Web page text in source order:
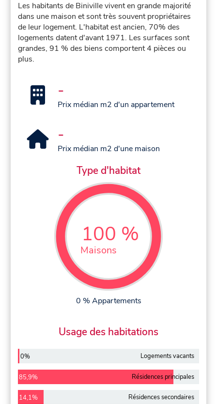
Les habitants de Biniville vivent en grande majorité
dans une maison et sont très souvent propriétaires
de leur logement. L'habitat est ancien, 70% des
logements datent d'avant 1971. Les surfaces sont
grandes, 91 % des biens comportent 4 pièces ou
plus.
-
Prix médian m2 d'un appartement
-
Prix médian m2 d'une maison
Type d'habitat
100 %
Maisons
0 % Appartements
Usage des habitations
0% Logements vacants
85,9% Résidences principales
14,1% Résidences secondaires